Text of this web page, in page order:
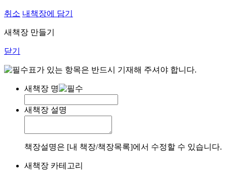
취소 내책장에 담기
새책장 만들기
닫기
표가 있는 항목은 반드시 기재해 주셔야 합니다.
새책장 명
새책장 설명
책장설명은 [내 책장/책장목록]에서 수정할 수 있습니다.
새책장 카테고리